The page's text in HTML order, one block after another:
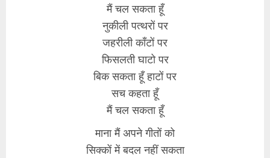
मैं चल सकता हूँ
नुकीली पत्थरों पर
जहरीली काँटों पर
फिसलती घाटो पर
बिक सकता हूँ हाटों पर
सच कहता हूँ
मैं चल सकता हूँ
माना मैं अपने गीतों को
सिक्कों में बदल नहीं सकता